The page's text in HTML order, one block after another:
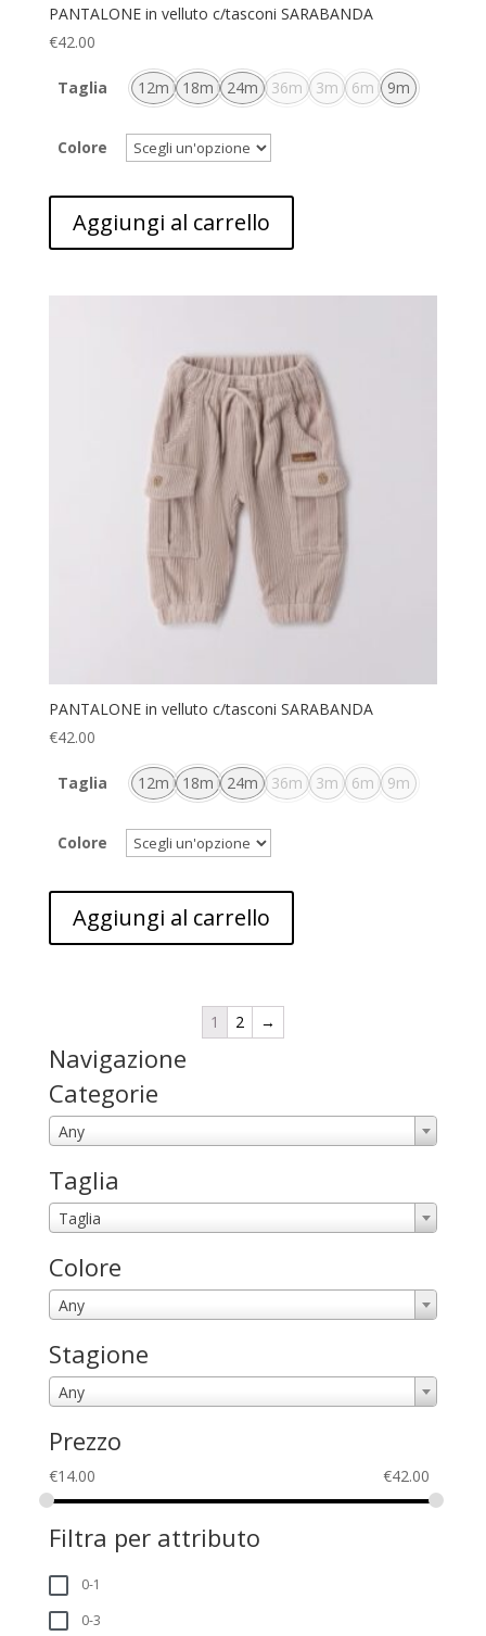
PANTALONE in velluto c/tasconi SARABANDA
€42.00
Taglia 12m 18m 24m 36m 3m 6m 9m
Colore
Aggiungi al carrello
PANTALONE in velluto c/tasconi SARABANDA
€42.00
Taglia 12m 18m 24m 36m 3m 6m 9m
Colore
Aggiungi al carrello
1 2 →
Navigazione
Categorie
Any
Taglia
Taglia
Colore
Any
Stagione
Any
Prezzo
€14.00 €42.00
Filtra per attributo
0-1
0-3